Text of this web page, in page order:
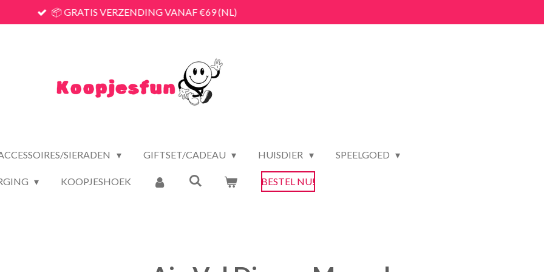
📦 GRATIS VERZENDING VANAF €69 (NL)
SIERADEN GIFTSET/CADEAU HUISDIER SPEELGOED
KOOPJESHOEK BESTEL NU!